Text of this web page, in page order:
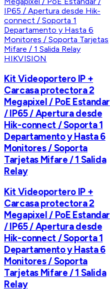
HIKVISION
Kit Videoportero IP +
Carcasa protectora 2
Megapixel / PoE Estandar
/ IP65 / Apertura desde
Hik-connect / Soporta 1
Departamento y Hasta 6
Monitores / Soporta
Tarjetas Mifare / 1 Salida
Relay
Kit Videoportero IP +
Carcasa protectora 2
Megapixel / PoE Estandar
/ IP65 / Apertura desde
Hik-connect / Soporta 1
Departamento y Hasta 6
Monitores / Soporta
Tarjetas Mifare / 1 Salida
Relay